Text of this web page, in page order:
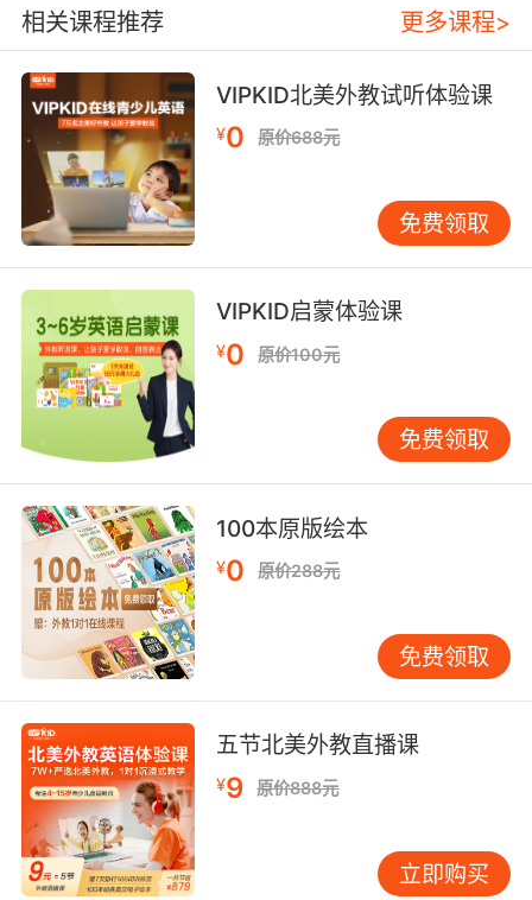
元，按课程频次折算后包含在课时费中。家长端
APP提供的学习数据看板，可实时查看孩子发音
准确率、词汇掌握量等12项核心指标，这项增值
服务未单独计费但构成课程价值的重要组成部
分。 三、增值服务收费明细 专业定级服务由剑桥
英语考试局认证考官执行，采用OECD的语言评
估框架，误差率控制在±3%以内。学习路径规划
则依托自适应算法，每月生成个性化学习方案，
帮助家长规避盲目报课风险。 针对高频次学习需
求，平台推出辅修课权益。这项服务特别适合寒
暑假集中学习，用户留存数据显示，购买该服务
的学员续费率达81%，较普通学员高出23个百分
点。值得注意的是，所有增值服务均设置7天无理
由退款条款，这在在线教育行业属于领先水平。
四、费用透明度与性价比评估 VIPKID在官网设置
费用计算器功能，输入孩子年龄、学习目标等参
数后，系统自动推荐3种课程方案并展示总价明
细。这种可视化报价模式获得中国消费者协会在
线教育透明化示范案例认证。横向对比数据显
示，同等师资条件下，VIPKID单节课价格较线下
机构低40%-60%，与同类在线平台相比，因教材
研发和技术投入差异，价格处于行业中游水平。
家长满意度跟踪调查显示，87%的用户认可费用
与教学质量成正比的说法。特别是教材更新频率
（每季度迭代15%）、外教流动率（低于8%/
年）、退款响应时效（平均1.7个工作日）三个关
键指标，构成费用合理性的核心支撑。不过仍有
13%的受访者建议增加短期体验套餐，避免初次
报课的决策压力。 总结来看，VIPKID的课程费用
相关课程推荐 更多课程>
VIPKID北美外教试听体验课
¥0 原价688元
免费领取
VIPKID启蒙体验课
¥0 原价100元
免费领取
100本原版绘本
¥0 原价288元
免费领取
五节北美外教直播课
¥9 原价888元
立即购买